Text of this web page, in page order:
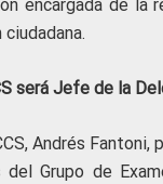
encargada de la
será Jefe de la
Andrés
Grupo de